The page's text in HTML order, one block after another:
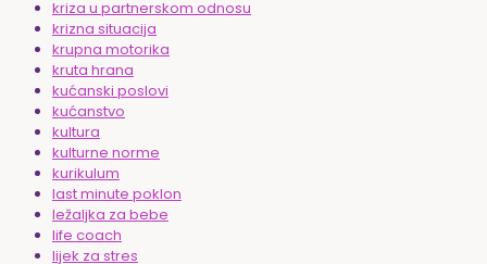
kriza u partnerskom odnosu
krizna situacija
krupna motorika
kruta hrana
kućanski poslovi
kućanstvo
kultura
kulturne norme
kurikulum
last minute poklon
ležaljka za bebe
life coach
lijek za stres